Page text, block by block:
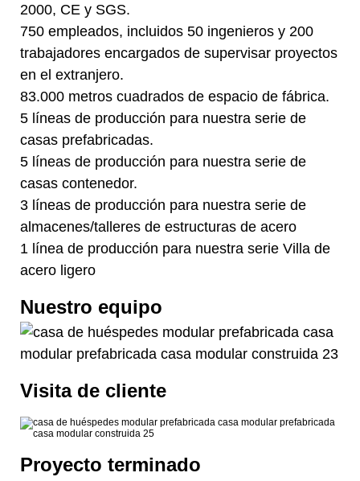
2000, CE y SGS.
750 empleados, incluidos 50 ingenieros y 200
trabajadores encargados de supervisar proyectos
en el extranjero.
83.000 metros cuadrados de espacio de fábrica.
5 líneas de producción para nuestra serie de
casas prefabricadas.
5 líneas de producción para nuestra serie de
casas contenedor.
3 líneas de producción para nuestra serie de
almacenes/talleres de estructuras de acero
1 línea de producción para nuestra serie Villa de
acero ligero
Nuestro equipo
Visita de cliente
Proyecto terminado